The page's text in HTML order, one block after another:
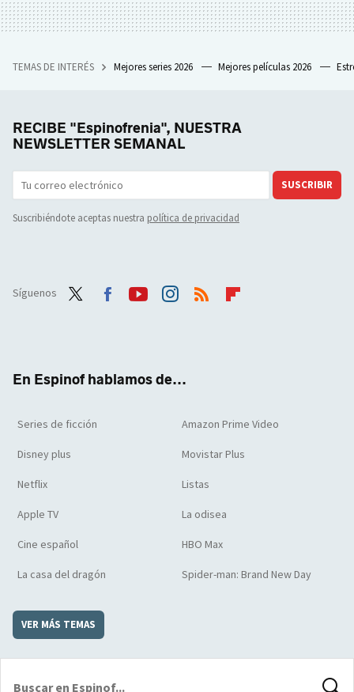
TEMAS DE INTERÉS Mejores series 2026 Mejores películas 2026
RECIBE "Espinofrenia", NUESTRA
NEWSLETTER SEMANAL
SUSCRIBIR
Suscribiéndote aceptas nuestra política de privacidad
Síguenos
En Espinof hablamos de...
Series de ficción Amazon Prime Video
Disney plus Movistar Plus
Netflix Listas
Apple TV La odisea
Cine español HBO Max
La casa del dragón Spider-man: Brand New Day
VER MÁS TEMAS